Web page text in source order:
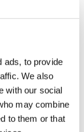
ads, to provide
We also
with our social
may combine
to them or that